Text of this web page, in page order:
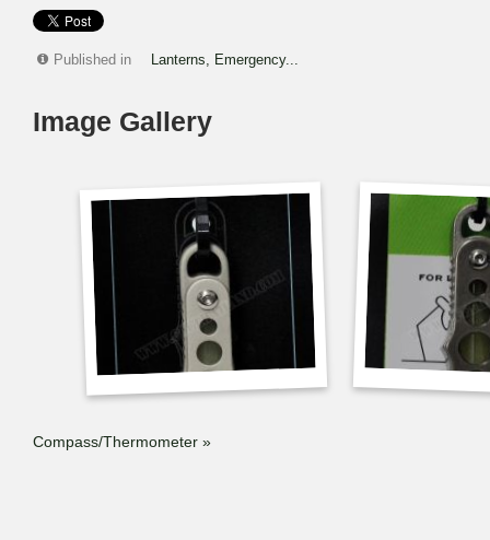
Published in Lanterns, Emergency...
Image Gallery
Compass/Thermometer »